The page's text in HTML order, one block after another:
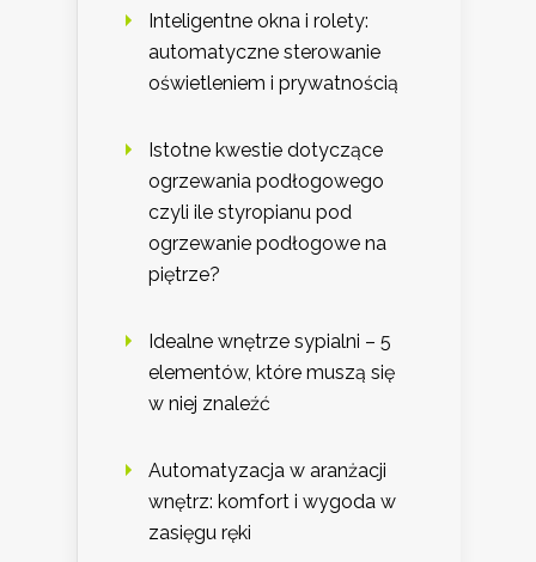
Inteligentne okna i rolety:
automatyczne sterowanie
oświetleniem i prywatnością
Istotne kwestie dotyczące
ogrzewania podłogowego
czyli ile styropianu pod
ogrzewanie podłogowe na
piętrze?
Idealne wnętrze sypialni – 5
elementów, które muszą się
w niej znaleźć
Automatyzacja w aranżacji
wnętrz: komfort i wygoda w
zasięgu ręki